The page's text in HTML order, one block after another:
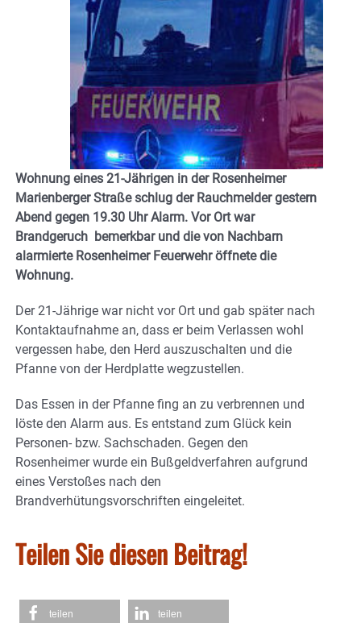
Wohnung eines 21-Jährigen in der Rosenheimer
Marienberger Straße schlug der Rauchmelder gestern
Abend gegen 19.30 Uhr Alarm. Vor Ort war
Brandgeruch bemerkbar und die von Nachbarn
alarmierte Rosenheimer Feuerwehr öffnete die
Wohnung.
Der 21-Jährige war nicht vor Ort und gab später nach
Kontaktaufnahme an, dass er beim Verlassen wohl
vergessen habe, den Herd auszuschalten und die
Pfanne von der Herdplatte wegzustellen.
Das Essen in der Pfanne fing an zu verbrennen und
löste den Alarm aus. Es entstand zum Glück kein
Personen- bzw. Sachschaden. Gegen den
Rosenheimer wurde ein Bußgeldverfahren aufgrund
eines Verstoßes nach den
Brandverhütungsvorschriften eingeleitet.
Teilen Sie diesen Beitrag!
teilen teilen